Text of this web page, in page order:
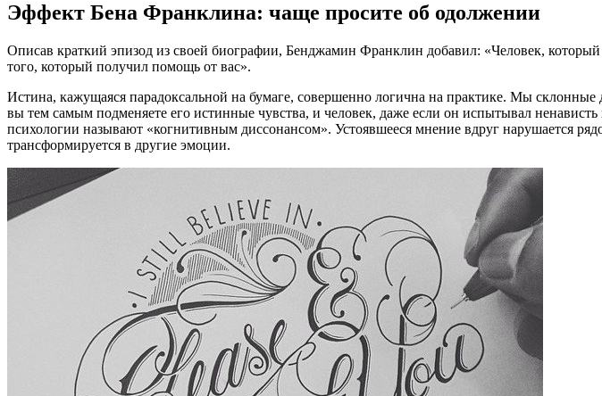
Эффект Бена Франклина: чаще просите об одолжении
Описав краткий эпизод из своей биографии, Бенджамин Франклин добавил: «Человек,
того, который получил помощь от вас».
Истина, кажущаяся парадоксальной на бумаге, совершенно логична на практике. Мы
вы тем самым подменяете его истинные чувства, и человек, даже если он испытывал
психологии называют «когнитивным диссонансом». Устоявшееся мнение вдруг нарушается
трансформируется в другие эмоции.